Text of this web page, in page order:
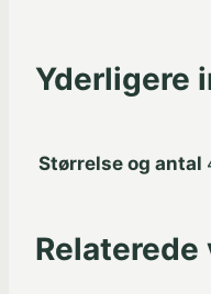
Yderligere
Størrelse og antal
Relaterede